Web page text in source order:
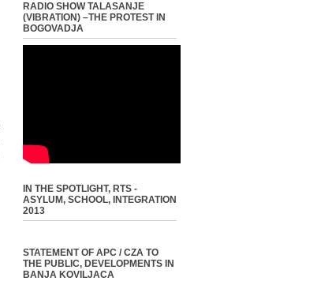
RADIO SHOW TALASANJE
(VIBRATION) –THE PROTEST IN
BOGOVADJA
IN THE SPOTLIGHT, RTS -
ASYLUM, SCHOOL, INTEGRATION
2013
STATEMENT OF APC / CZA TO
THE PUBLIC, DEVELOPMENTS IN
BANJA KOVILJACA